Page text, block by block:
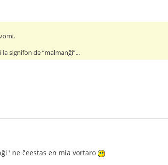
signifon de “malmanĝi”...
ne ĉeestas en mia vortaro